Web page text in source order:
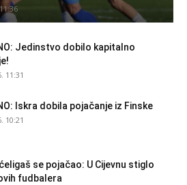
Jedinstvo dobilo kapitalno
11:31
Iskra dobila pojačanje iz Finske
10:21
se pojačao: U Cijevnu stiglo
fudbalera